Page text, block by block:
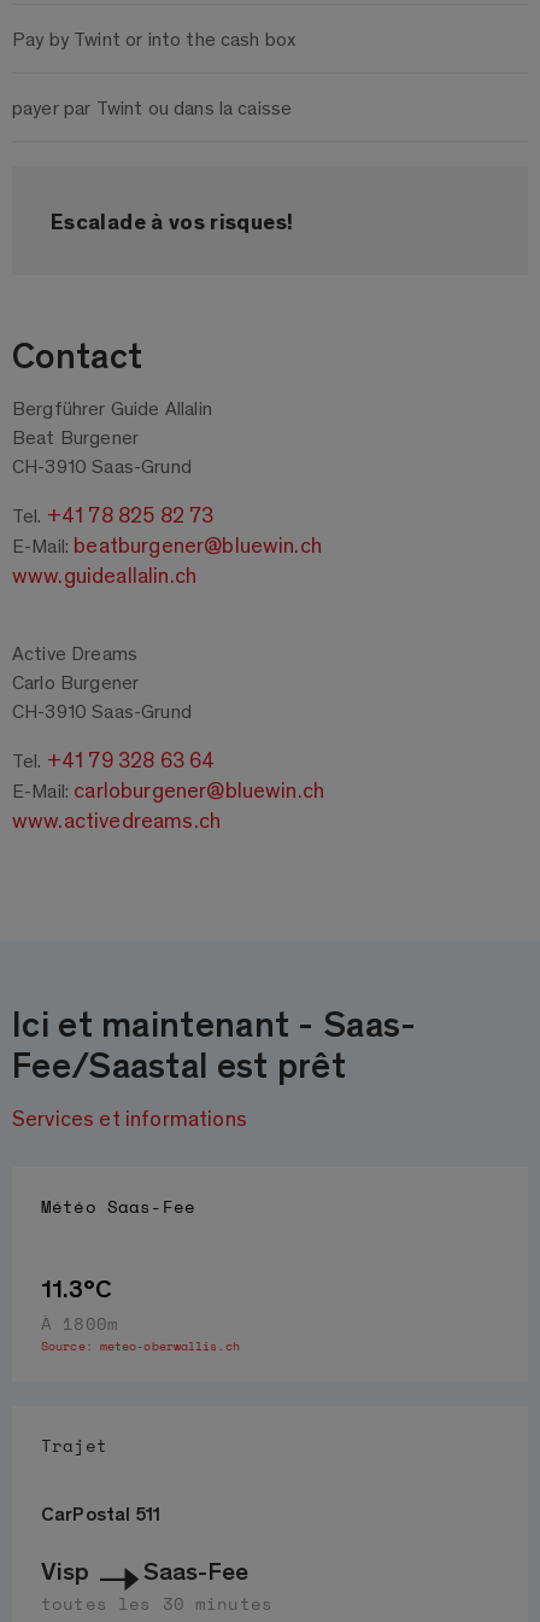
Pay by Twint or into the cash box
payer par Twint ou dans la caisse
Escalade à vos risques!
Contact
Bergführer Guide Allalin
Beat Burgener
CH-3910 Saas-Grund
Tel. +41 78 825 82 73
E-Mail: beatburgener@bluewin.ch
www.guideallalin.ch
Active Dreams
Carlo Burgener
CH-3910 Saas-Grund
Tel. +41 79 328 63 64
E-Mail: carloburgener@bluewin.ch
www.activedreams.ch
Ici et maintenant - Saas-
Fee/Saastal est prêt
Services et informations
Météo Saas-Fee
11.3°C
À 1800m
Source: meteo-oberwallis.ch
Trajet
CarPostal 511
Visp Saas-Fee
toutes les 30 minutes